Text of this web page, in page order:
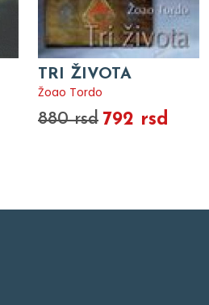
TRI ŽIVOTA
Žoao Tordo
880 rsd 792 rsd